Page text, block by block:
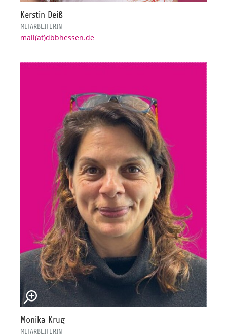
Kerstin Deiß
MITARBEITERIN
mail(at)dbbhessen.de
Monika Krug
MITARBEITERIN